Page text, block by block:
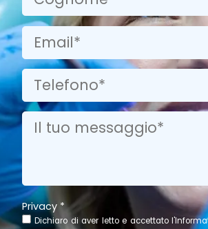
Privacy *
Dichiaro di aver letto e accettato